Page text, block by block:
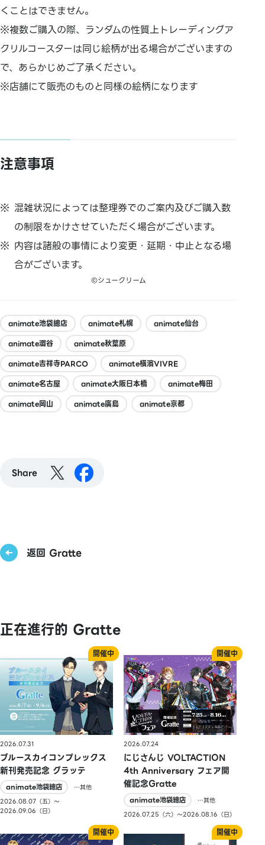
くことはできません。
※複数ご購入の際、ランダムの性質上トレーディングア
クリルコースターは同じ絵柄が出る場合がございますの
で、あらかじめご了承ください。
※店舗にて販売のものと同様の絵柄になります
注意事項
混雑状況によっては整理券でのご案内及びご購入数
の制限をかけさせていただく場合がございます。
内容は諸般の事情により変更・延期・中止となる場
合がございます。
©シュークリーム
animate池袋總店 animate札幌
animate仙台
animate澀谷
animate秋葉原
animate吉祥寺PARCO
animate橫濱VIVRE
animate名古屋
animate大阪日本橋
animate梅田
animate岡山
animate廣島 animate京都
Share
返回 Gratte
正在進行的 Gratte
2026.07.31
ブルースカイコンプレックス
新刊発売記念 グラッテ
animate池袋總店
…其他
2026.08.07（五）〜
2026.09.06（日）
2026.07.24
にじさんじ VOLTACTION
4th Anniversary フェア開
催記念Gratte
animate池袋總店
…其他
2026.07.25（六）〜2026.08.16（日）